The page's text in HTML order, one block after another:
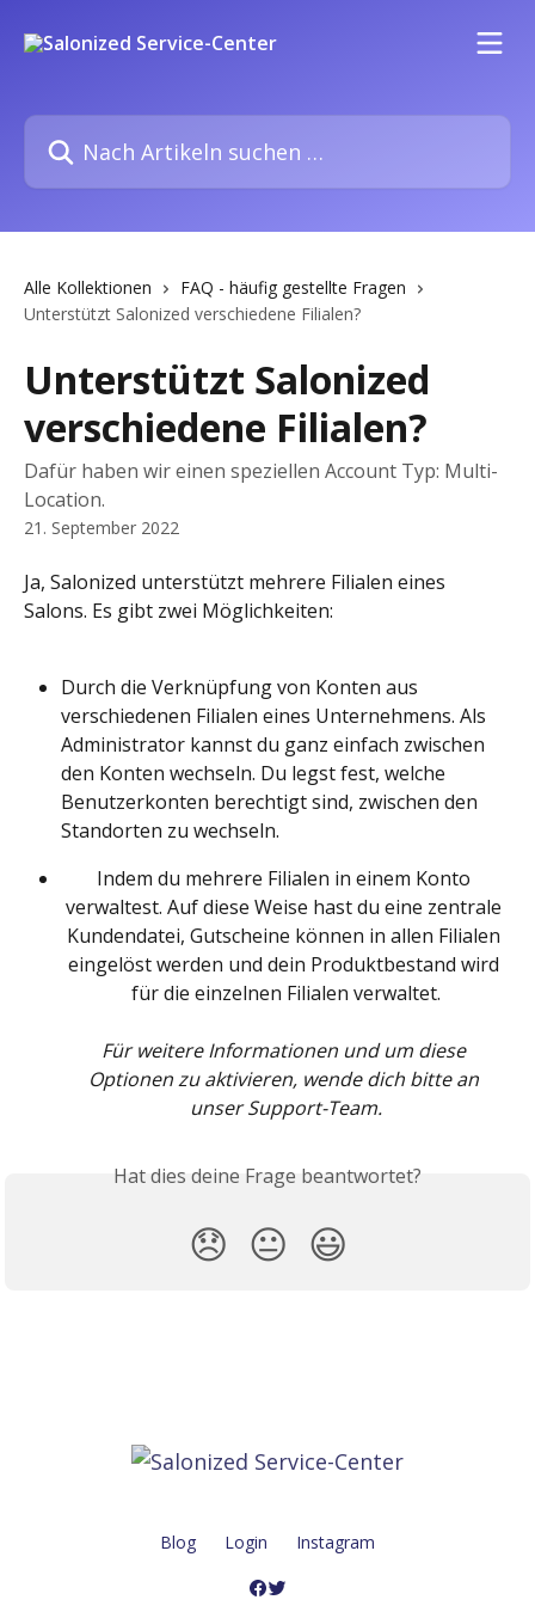
Nach Artikeln suchen …
Alle Kollektionen
FAQ - häufig gestellte Fragen
Unterstützt Salonized verschiedene Filialen?
Unterstützt Salonized
verschiedene Filialen?
Dafür haben wir einen speziellen Account Typ: Multi-
Location.
21. September 2022
Ja, Salonized unterstützt mehrere Filialen eines
Salons. Es gibt zwei Möglichkeiten:
Durch die Verknüpfung von Konten aus
verschiedenen Filialen eines Unternehmens. Als
Administrator kannst du ganz einfach zwischen
den Konten wechseln. Du legst fest, welche
Benutzerkonten berechtigt sind, zwischen den
Standorten zu wechseln.
Indem du mehrere Filialen in einem Konto
verwaltest. Auf diese Weise hast du eine zentrale
Kundendatei, Gutscheine können in allen Filialen
eingelöst werden und dein Produktbestand wird
für die einzelnen Filialen verwaltet.
Für weitere Informationen und um diese
Optionen zu aktivieren, wende dich bitte an
unser Support-Team.
Hat dies deine Frage beantwortet?
😞 😐 😃
Blog Login Instagram